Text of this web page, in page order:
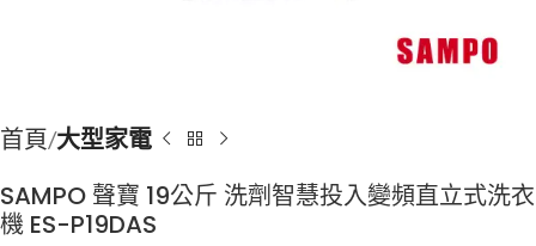
首頁 大型家電
SAMPO 聲寶 19公斤 洗劑智慧投入變頻直立式洗衣
機 ES-P19DAS